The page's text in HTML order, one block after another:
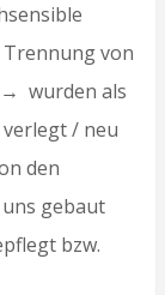
Trennung von
wurden als
/ neu
den
gebaut
bzw.